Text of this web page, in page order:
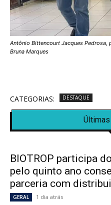
Antônio Bittencourt Jacques
Bruna Marques
CATEGORIAS: DESTAQUE
BIOTROP participa
pelo quinto ano
parceria com
GERAL 1 dia atrás